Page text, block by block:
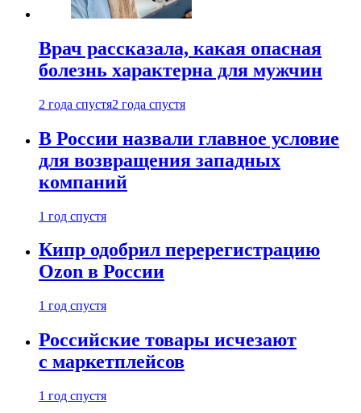
Врач рассказала, какая опасная
болезнь характерна для мужчин
2 года спустя2 года спустя
В России назвали главное условие
для возвращения западных
компаний
1 год спустя
Кипр одобрил перерегистрацию
Ozon в России
1 год спустя
Российские товары исчезают
с маркетплейсов
1 год спустя